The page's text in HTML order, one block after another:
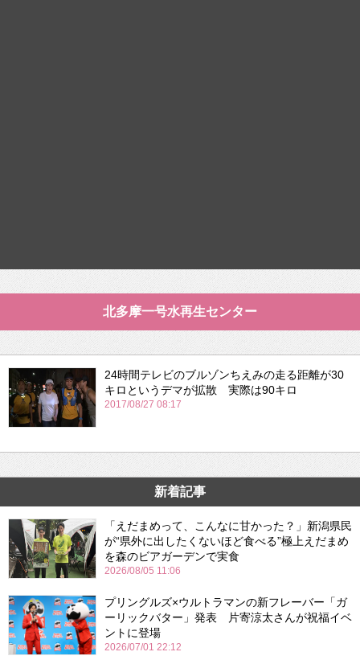
北多摩一号水再生センター
24時間テレビのブルゾンちえみの走る距離が30
キロというデマが拡散 実際は90キロ
2017/08/27 08:17
新着記事
「えだまめって、こんなに甘かった？」新潟県民
が“県外に出したくないほど食べる”極上えだまめ
を森のビアガーデンで実食
2026/08/05 11:06
プリングルズ×ウルトラマンの新フレーバー「ガ
ーリックバター」発表 片寄涼太さんが祝福イベ
ントに登場
2026/07/01 22:12